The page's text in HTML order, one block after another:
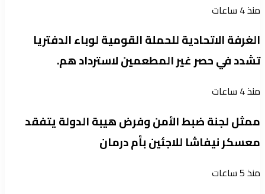
منذ 4 ساعات
الغرفة الاتحادية للحملة القومية لوباء الدفتريا
تشدد في حصر غير المطعمين لاسترداد هم.
منذ 4 ساعات
ممثل لجنة ضبط الأمن وفرض هيبة الدولة يتفقد
معسكر نيفاشا للاجئين بأم درمان
منذ 5 ساعات